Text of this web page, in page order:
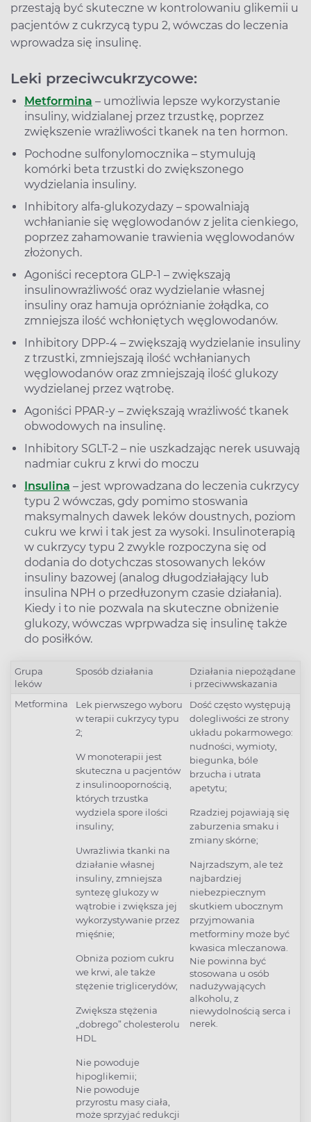
przestają być skuteczne w kontrolowaniu glikemii u
pacjentów z cukrzycą typu 2, wówczas do leczenia
wprowadza się insulinę.
Leki przeciwcukrzycowe:
Metformina – umożliwia lepsze wykorzystanie
insuliny, widzialanej przez trzustkę, poprzez
zwiększenie wrażliwości tkanek na ten hormon.
Pochodne sulfonylomocznika – stymulują
komórki beta trzustki do zwiększonego
wydzielania insuliny.
Inhibitory alfa-glukozydazy – spowalniają
wchłanianie się węglowodanów z jelita cienkiego,
poprzez zahamowanie trawienia węglowodanów
złożonych.
Agoniści receptora GLP-1 – zwiększają
insulinowrażliwość oraz wydzielanie własnej
insuliny oraz hamuja opróżnianie żołądka, co
zmniejsza ilość wchłoniętych węglowodanów.
Inhibitory DPP-4 – zwiększają wydzielanie insuliny
z trzustki, zmniejszają ilość wchłanianych
węglowodanów oraz zmniejszają ilość glukozy
wydzielanej przez wątrobę.
Agoniści PPAR-y – zwiększają wrażliwość tkanek
obwodowych na insulinę.
Inhibitory SGLT-2 – nie uszkadzając nerek usuwają
nadmiar cukru z krwi do moczu
Insulina – jest wprowadzana do leczenia cukrzycy
typu 2 wówczas, gdy pomimo stoswania
maksymalnych dawek leków doustnych, poziom
cukru we krwi i tak jest za wysoki. Insulinoterapią
w cukrzycy typu 2 zwykle rozpoczyna się od
dodania do dotychczas stosowanych leków
insuliny bazowej (analog długodziałający lub
insulina NPH o przedłuzonym czasie działania).
Kiedy i to nie pozwala na skuteczne obniżenie
glukozy, wówczas wprpwadza się insulinę także
do posiłków.
Grupa
leków
Sposób działania
Działania niepożądane
i przeciwwskazania
Metformina
Lek pierwszego wyboru
w terapii cukrzycy typu
2;
W monoterapii jest
skuteczna u pacjentów
z insulinoopornością,
których trzustka
wydziela spore ilości
insuliny;
Uwrażliwia tkanki na
działanie własnej
insuliny, zmniejsza
syntezę glukozy w
wątrobie i zwiększa jej
wykorzystywanie przez
mięśnie;
Obniża poziom cukru
we krwi, ale także
stężenie triglicerydów;
Zwiększa stężenia
„dobrego” cholesterolu
HDL
Nie powoduje
hipoglikemii;
Nie powoduje
przyrostu masy ciała,
może sprzyjać redukcji
Dość często występują
dolegliwości ze strony
układu pokarmowego:
nudności, wymioty,
biegunka, bóle
brzucha i utrata
apetytu;
Rzadziej pojawiają się
zaburzenia smaku i
zmiany skórne;
Najrzadszym, ale też
najbardziej
niebezpiecznym
skutkiem ubocznym
przyjmowania
metforminy może być
kwasica mleczanowa.
Nie powinna być
stosowana u osób
nadużywających
alkoholu, z
niewydolnością serca i
nerek.